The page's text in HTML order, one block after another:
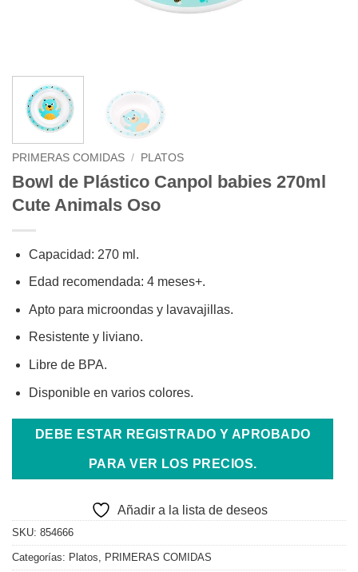
PRIMERAS COMIDAS / PLATOS
Bowl de Plástico Canpol babies 270ml
Cute Animals Oso
Capacidad: 270 ml.
Edad recomendada: 4 meses+.
Apto para microondas y lavavajillas.
Resistente y liviano.
Libre de BPA.
Disponible en varios colores.
DEBE ESTAR REGISTRADO Y APROBADO
PARA VER LOS PRECIOS.
Añadir a la lista de deseos
SKU: 854666
Categorías: Platos PRIMERAS COMIDAS